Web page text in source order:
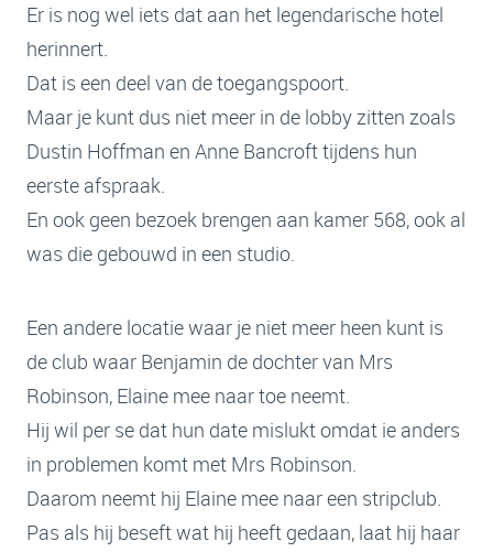
Er is nog wel iets dat aan het legendarische hotel
herinnert.
Dat is een deel van de toegangspoort.
Maar je kunt dus niet meer in de lobby zitten zoals
Dustin Hoffman en Anne Bancroft tijdens hun
eerste afspraak.
En ook geen bezoek brengen aan kamer 568, ook al
was die gebouwd in een studio.
Een andere locatie waar je niet meer heen kunt is
de club waar Benjamin de dochter van Mrs
Robinson, Elaine mee naar toe neemt.
Hij wil per se dat hun date mislukt omdat ie anders
in problemen komt met Mrs Robinson.
Daarom neemt hij Elaine mee naar een stripclub.
Pas als hij beseft wat hij heeft gedaan, laat hij haar